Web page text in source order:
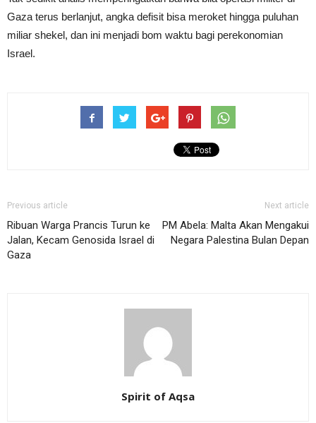
Gaza terus berlanjut, angka defisit bisa meroket hingga puluhan
miliar shekel, dan ini menjadi bom waktu bagi perekonomian
Israel.
Previous article
Ribuan Warga Prancis Turun ke
Jalan, Kecam Genosida Israel di
Gaza
Next article
PM Abela: Malta Akan Mengakui
Negara Palestina Bulan Depan
Spirit of Aqsa